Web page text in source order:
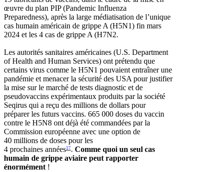
œuvre du plan PIP (Pandemic Influenza
Preparedness), après la large médiatisation de l’unique
cas humain américain de grippe A (H5N1) fin mars
2024 et les 4 cas de grippe A (H7N2.
Les autorités sanitaires américaines (U.S. Department
of Health and Human Services) ont prétendu que
certains virus comme le H5N1 pouvaient entraîner une
pandémie et menacer la sécurité des USA pour justifier
la mise sur le marché de tests diagnostic et de
pseudovaccins expérimentaux produits par la société
Seqirus qui a reçu des millions de dollars pour
préparer les futurs vaccins. 665 000 doses du vaccin
contre le H5N8 ont déjà été commandées par la
Commission européenne avec une option de
40 millions de doses pour les
4 prochaines années17 . Comme quoi un seul cas
humain de grippe aviaire peut rapporter
énormément !